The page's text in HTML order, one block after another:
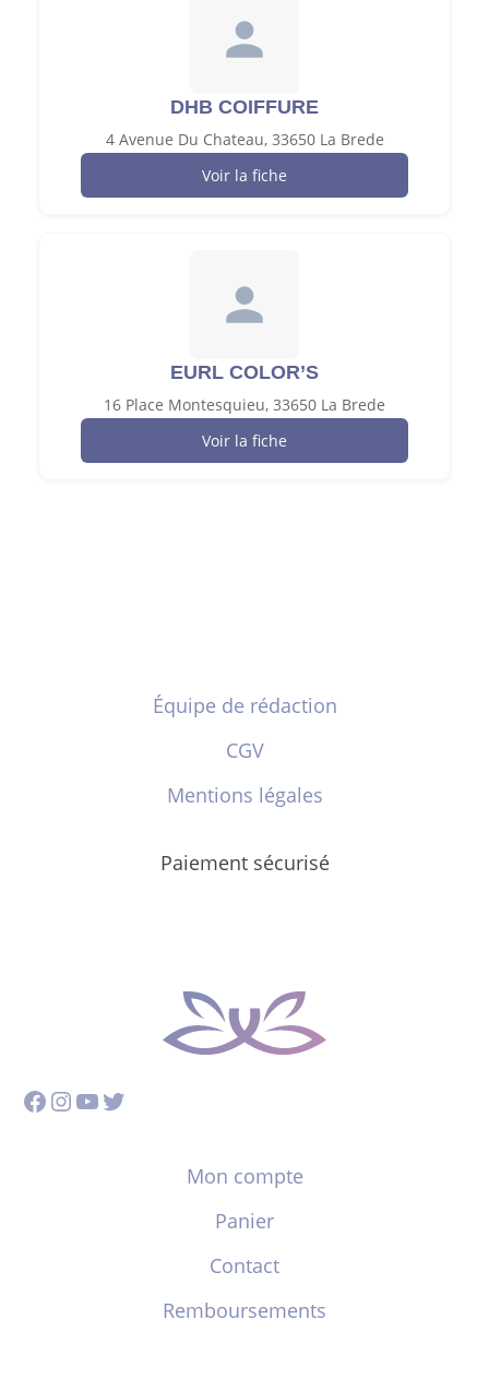
DHB COIFFURE
4 Avenue Du Chateau, 33650 La Brede
Voir la fiche
EURL COLOR’S
16 Place Montesquieu, 33650 La Brede
Voir la fiche
Équipe de rédaction
CGV
Mentions légales
Paiement sécurisé
Facebook
Instagram
YouTube
Twitter
Mon compte
Panier
Contact
Remboursements